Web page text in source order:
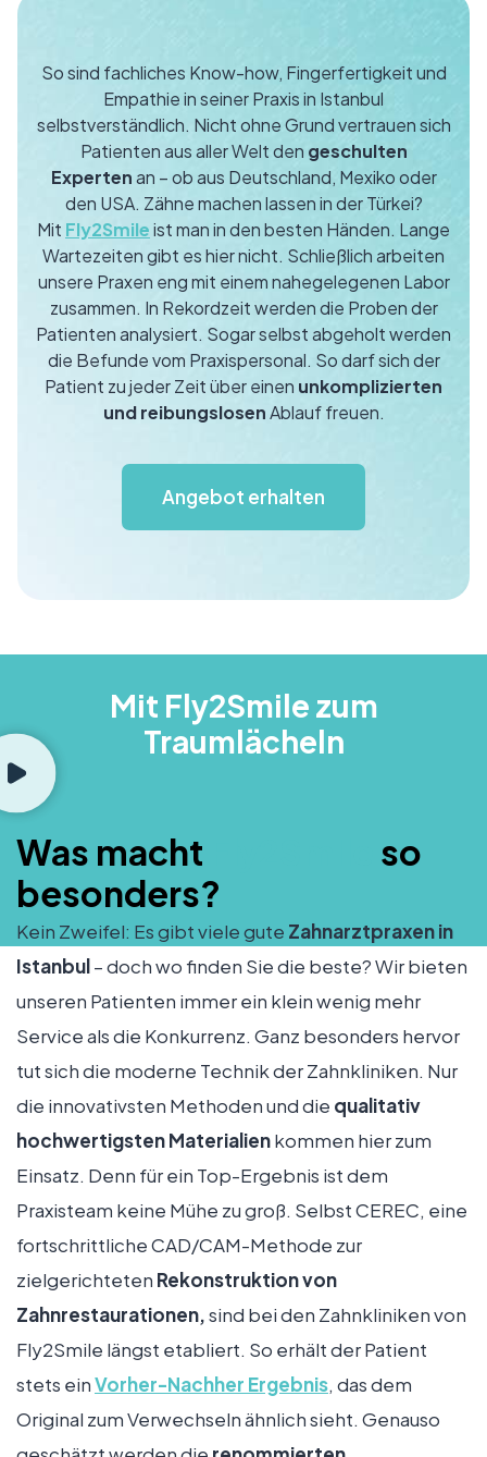
So sind fachliches Know-how, Fingerfertigkeit und
Empathie in seiner Praxis in Istanbul
selbstverständlich. Nicht ohne Grund vertrauen sich
Patienten aus aller Welt den geschulten
Expertenan – ob aus Deutschland, Mexiko oder
den USA. Zähne machen lassen in der Türkei?
Mit Fly2Smileist man in den besten Händen. Lange
Wartezeiten gibt es hier nicht. Schließlich arbeiten
unsere Praxen eng mit einem nahegelegenen Labor
zusammen. In Rekordzeit werden die Proben der
Patienten analysiert. Sogar selbst abgeholt werden
die Befunde vom Praxispersonal. So darf sich der
Patient zu jeder Zeit über einen unkomplizierten
und reibungslosenAblauf freuen.
Angebot erhalten
Mit Fly2Smile zum
Traumlächeln
Was macht
so
besonders?
Kein Zweifel: Es gibt viele gute Zahnarztpraxen in
Istanbul– doch wo finden Sie die beste? Wir bieten
unseren Patienten immer ein klein wenig mehr
Service als die Konkurrenz. Ganz besonders hervor
tut sich die moderne Technik der Zahnkliniken. Nur
die innovativsten Methoden und die qualitativ
hochwertigsten Materialienkommen hier zum
Einsatz. Denn für ein Top-Ergebnis ist dem
Praxisteam keine Mühe zu groß. Selbst CEREC, eine
fortschrittliche CAD/CAM-Methode zur
zielgerichteten Rekonstruktion von
Zahnrestaurationen,sind bei den Zahnkliniken von
Fly2Smile längst etabliert. So erhält der Patient
stets einVorher-Nachher Ergebnis, das dem
Original zum Verwechseln ähnlich sieht. Genauso